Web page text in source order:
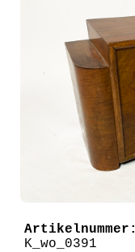
Artikelnummer:
K_wo_0391